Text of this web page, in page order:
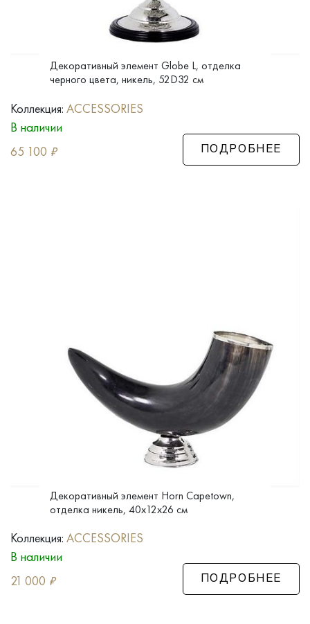
Декоративный элемент Globe L, отделка
черного цвета, никель, 52D32 см
Коллекция: ACCESSORIES
В наличии
65 100 ₽ ПОДРОБНЕЕ
Декоративный элемент Horn Capetown,
отделка никель, 40x12x26 см
Коллекция: ACCESSORIES
В наличии
21 000 ₽ ПОДРОБНЕЕ